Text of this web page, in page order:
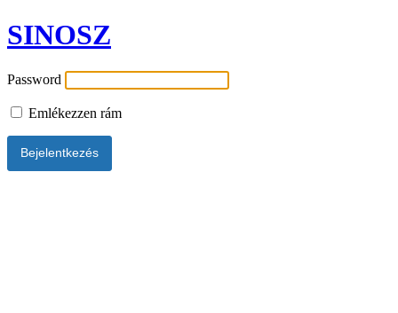
SINOSZ
Password
Emlékezzen rám